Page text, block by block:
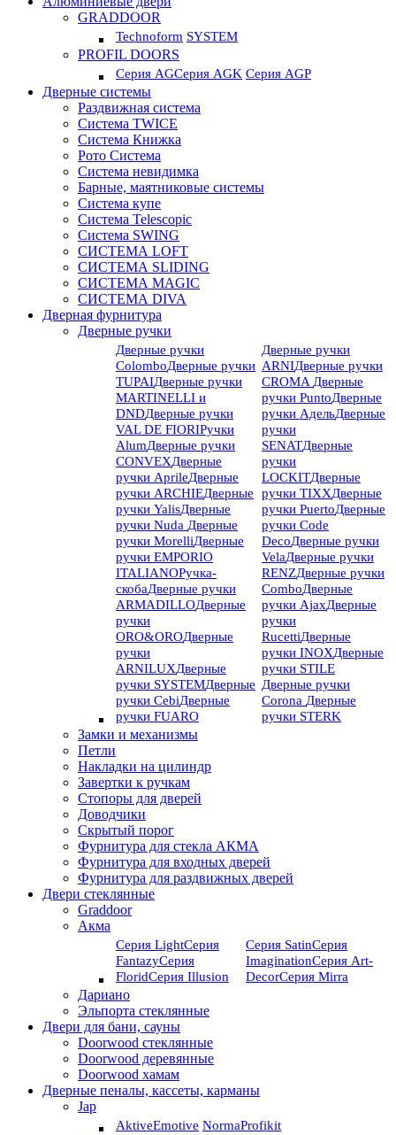
GRADDOOR
Technoform SYSTEM
PROFIL DOORS
Серия AGСерия AGK Серия AGP
Дверные системы
Раздвижная система
Система TWICE
Система Книжка
Рото Система
Система невидимка
Барные, маятниковые системы
Система купе
Система Telescopic
Система SWING
СИСТЕМА LOFT
СИСТЕМА SLIDING
СИСТЕМА MAGIC
СИСТЕМА DIVA
Дверная фурнитура
Дверные ручки
Дверные ручки
ColomboДверные ручки
TUPAIДверные ручки
MARTINELLI и
DNDДверные ручки
VAL DE FIORIРучки
AlumДверные ручки
CONVEXДверные
ручки AprileДверные
ручки ARCHIEДверные
ручки YalisДверные
ручки Nuda Дверные
ручки MorelliДверные
ручки EMPORIO
ITALIANOРучка-
скобаДверные ручки
ARMADILLOДверные
ручки
ORO&OROДверные
ручки
ARNILUXДверные
ручки SYSTEMДверные
ручки CebiДверные
ручки FUARO
Дверные ручки
ARNIДверные ручки
CROMA Дверные
ручки PuntoДверные
ручки АдельДверные
ручки
SENATДверные
ручки
LOCKITДверные
ручки TIXXДверные
ручки PuertoДверные
ручки Code
DecoДверные ручки
VelaДверные ручки
RENZДверные ручки
ComboДверные
ручки AjaxДверные
ручки
RucettiДверные
ручки INOXДверные
ручки STILE
Дверные ручки
Corona Дверные
ручки STERK
Замки и механизмы
Петли
Накладки на цилиндр
Завертки к ручкам
Стопоры для дверей
Доводчики
Скрытый порог
Фурнитура для стекла АКМА
Фурнитура для входных дверей
Фурнитура для раздвижных дверей
Двери стеклянные
Graddoor
Акма
Серия LightСерия
FantazyСерия
FloridСерия Illusion
Серия SatinСерия
ImaginationСерия Art-
DeсorСерия Mirra
Дариано
Эльпорта стеклянные
Двери для бани, сауны
Doorwood стеклянные
Doorwood деревянные
Doorwood хамам
Дверные пеналы, кассеты, карманы
Jap
AktiveEmotive NormaProfikit